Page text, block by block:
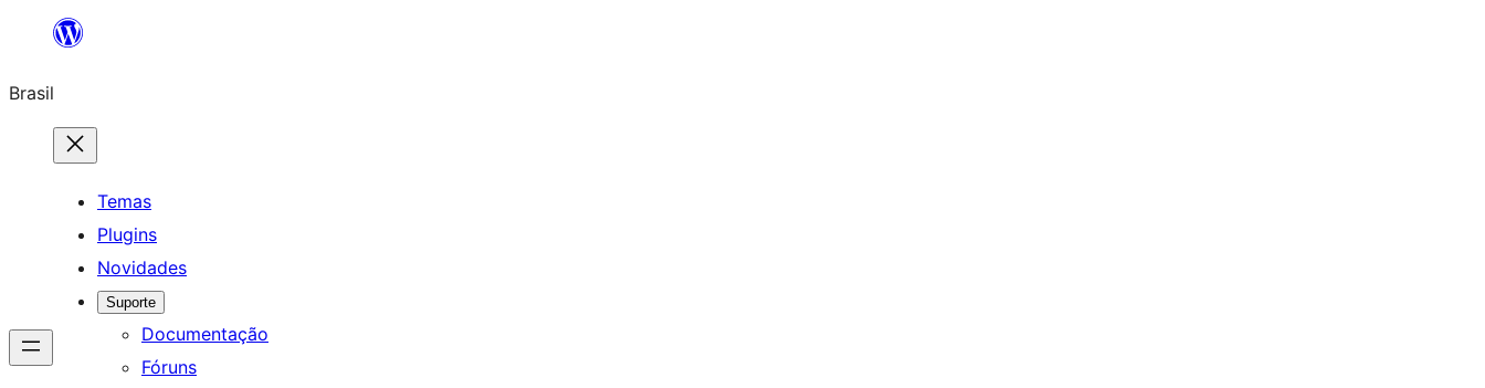
o
conteúdo
Brasil
Temas
Plugins
Novidades
Suporte
Documentação
Fóruns